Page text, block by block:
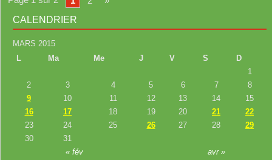
CALENDRIER
MARS 2015
L
Ma Me J V S D
« fév avr »
1
2
3 4 5 6 7
8
9
10 11 12 13 14
15
16
17 18 19 20 21
22
23
24 25 26 27 28
29
30
31